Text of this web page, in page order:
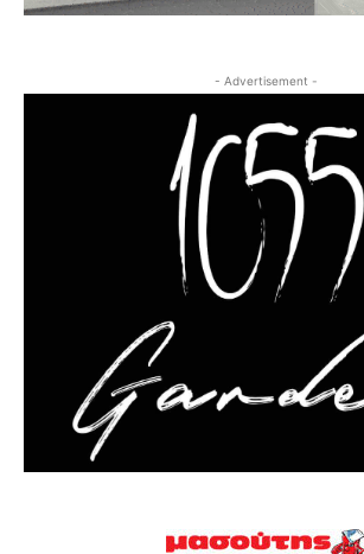
- Advertisement -